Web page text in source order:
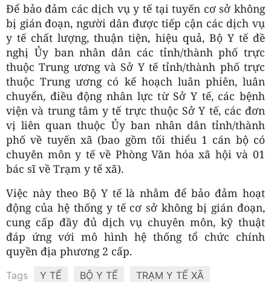
Để bảo đảm các dịch vụ y tế tại tuyến cơ sở không
bị gián đoạn, người dân được tiếp cận các dịch vụ
y tế chất lượng, thuận tiện, hiệu quả, Bộ Y tế đề
nghị Ủy ban nhân dân các tỉnh/thành phố trực
thuộc Trung ương và Sở Y tế tỉnh/thành phố trực
thuộc Trung ương có kế hoạch luân phiên, luân
chuyển, điều động nhân lực từ Sở Y tế, các bệnh
viện và trung tâm y tế trực thuộc Sở Y tế, các đơn
vị liên quan thuộc Ủy ban nhân dân tỉnh/thành
phố về tuyến xã (bao gồm tối thiểu 1 cán bộ có
chuyên môn y tế về Phòng Văn hóa xã hội và 01
bác sĩ về Trạm y tế xã).
Việc này theo Bộ Y tế là nhằm để bảo đảm hoạt
động của hệ thống y tế cơ sở không bị gián đoạn,
cung cấp đầy đủ dịch vụ chuyên môn, kỹ thuật
đáp ứng với mô hình hệ thống tổ chức chính
quyền địa phương 2 cấp.
Tags Y TẾ BỘ Y TẾ TRẠM Y TẾ XÃ